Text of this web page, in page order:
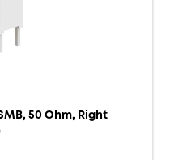
50 Ohm, Right